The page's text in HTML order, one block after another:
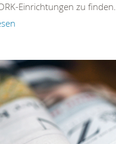
Einrichtungen zu finden.